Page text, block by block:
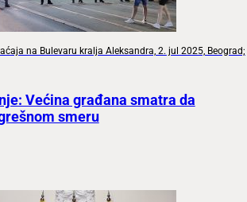
na Bulevaru kralja Aleksandra, 2. jul 2025, Beograd;
Većina građana smatra da
smeru